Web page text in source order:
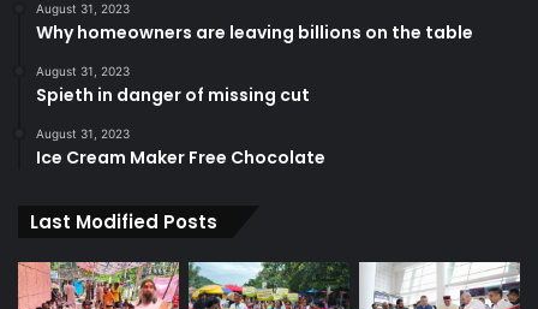
August 31, 2023
Why homeowners are leaving billions on the table
August 31, 2023
Spieth in danger of missing cut
August 31, 2023
Ice Cream Maker Free Chocolate
Last Modified Posts